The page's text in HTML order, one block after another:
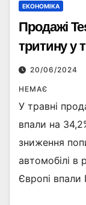
ЕКОНОМІКА
Продажі
тритину у
20/06/2024
НЕМАЄ
У травні
впали на
зниження
автомобілі в
Європі